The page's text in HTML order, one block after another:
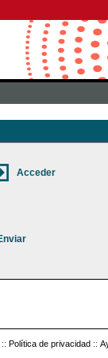
:: Política de privacidad ::